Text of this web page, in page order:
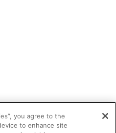
you agree to the
to enhance site